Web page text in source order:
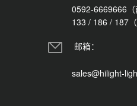
0592-6669666
133 / 186 / 187（
邮箱：
sales@hilight-